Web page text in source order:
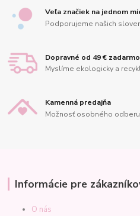
Veľa značiek na jednom
Podporujeme našich
Dopravné od 49 € zadarmo
Myslíme ekologicky a
Kamenná predajňa
Možnosť osobného
Informácie pre
O nás